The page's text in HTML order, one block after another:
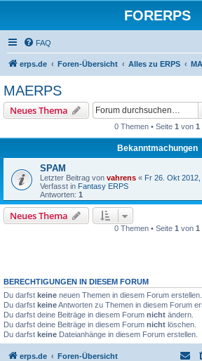
FORERPS
FAQ
erps.de Foren-Übersicht Alles zu ERPS
MAERPS
Neues Thema
0 Themen • Seite 1 von 1
Bekanntmachungen
SPAM
Letzter Beitrag von vahrens « Fr 26. Okt 2012,
Verfasst in Fantasy ERPS
Antworten: 1
Neues Thema
0 Themen • Seite 1 von 1
BERECHTIGUNGEN IN DIESEM FORUM
Du darfst keine neuen Themen in diesem Forum erstellen.
Du darfst keineAntworten zu Themen in diesem Forum
Du darfst deine Beiträge in diesem Forum nicht ändern.
Du darfst deine Beiträge in diesem Forum nicht löschen.
Du darfst keine Dateianhänge in diesem Forum erstellen.
erps.de Foren-Übersicht